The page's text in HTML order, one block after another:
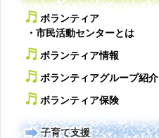
ボランティア
・市民活動センターとは
ボランティア情報
ボランティアグループ紹介
ボランティア保険
子育て支援